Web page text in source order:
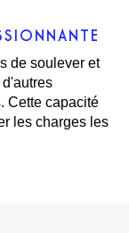
de soulever et
Cette capacité
les charges les